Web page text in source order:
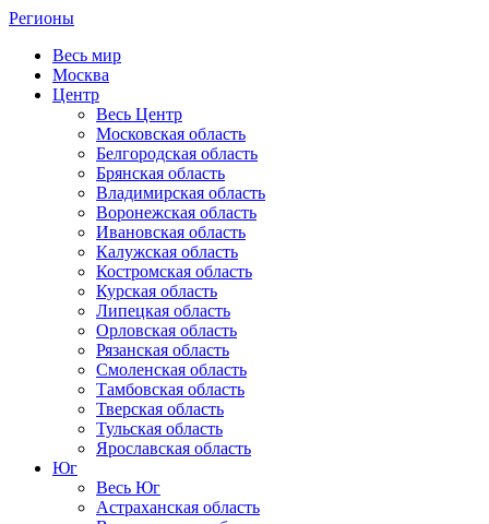
Регионы
Весь мир
Москва
Центр
Весь Центр
Московская область
Белгородская область
Брянская область
Владимирская область
Воронежская область
Ивановская область
Калужская область
Костромская область
Курская область
Липецкая область
Орловская область
Рязанская область
Смоленская область
Тамбовская область
Тверская область
Тульская область
Ярославская область
Юг
Весь Юг
Астраханская область